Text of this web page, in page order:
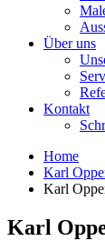
Über uns
Kontakt
Home
Karl
Karl
Karl